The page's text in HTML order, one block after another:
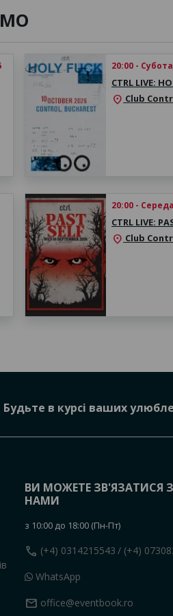
20:00 -
CTRL LIVE:
location_on Club
20:00 -
CTRL LIVE:
location_on Club
Будьте в курсі ваших
ВИ МОЖЕТЕ ЗВ'ЯЗАТИСЯ З
НАМИ
з 10:00 до 18:00 (Пн-Пт)
call (+4) 0314215543 / (+4)
WhatsApp
mail office@eventbook.ro